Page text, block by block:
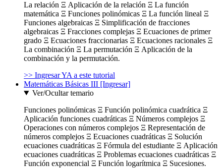
La relación Ξ Aplicación de la relación Ξ La función
matemática Ξ Funciones polinómicas Ξ La función lineal Ξ
Funciones algebraicas Ξ Simplificación de fracciones
algebraicas Ξ Fracciones complejas Ξ Ecuaciones de primer
grado Ξ Ecuaciones fraccionarias Ξ Ecuaciones racionales Ξ
La combinación Ξ La permutación Ξ Aplicación de la
combinación y la permutación.
>> Ingresar YA a este tutorial
Matemáticas Básicas III [Ingresar]
Ver/Ocultar temario
Funciones polinómicas Ξ Función polinómica cuadrática Ξ
Aplicación funciones cuadráticas Ξ Números complejos Ξ
Operaciones con números complejos Ξ Representación de
números complejos Ξ Ecuaciones cuadráticas Ξ Solución
ecuaciones cuadráticas Ξ Fórmula del estudiante Ξ Aplicación
ecuaciones cuadráticas Ξ Problemas ecuaciones cuadráticas Ξ
Función exponencial Ξ Función logarítmica Ξ Sucesiones.